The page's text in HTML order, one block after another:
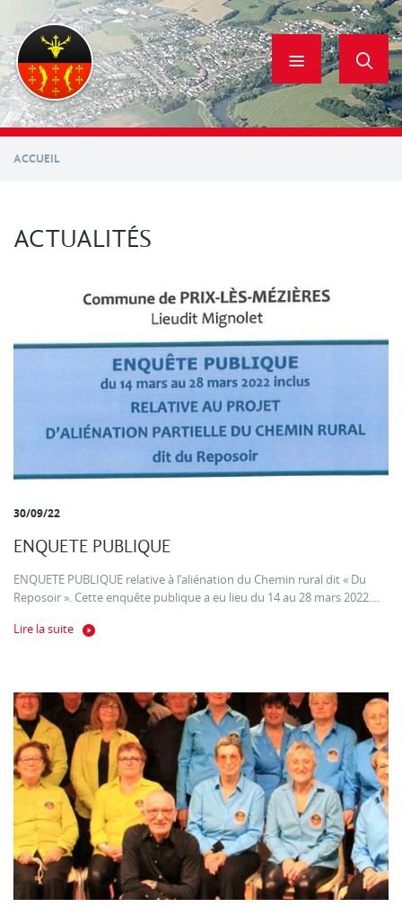
contenu
principal
ACCUEIL
ACTUALITÉS
30/09/22
ENQUETE PUBLIQUE
ENQUETE PUBLIQUE relative à l’aliénation du Chemin rural dit « Du
Reposoir ». Cette enquête publique a eu lieu du 14 au 28 mars 2022....
Lire la suite